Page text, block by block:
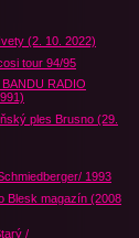
(2. 10. 2022)
tour 94/95
RADIO
ples Brusno (29.
1993
Blesk magazín (2008
/